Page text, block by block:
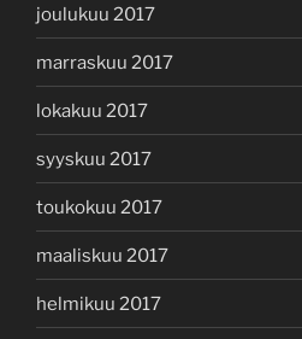
joulukuu 2017
marraskuu 2017
lokakuu 2017
syyskuu 2017
toukokuu 2017
maaliskuu 2017
helmikuu 2017